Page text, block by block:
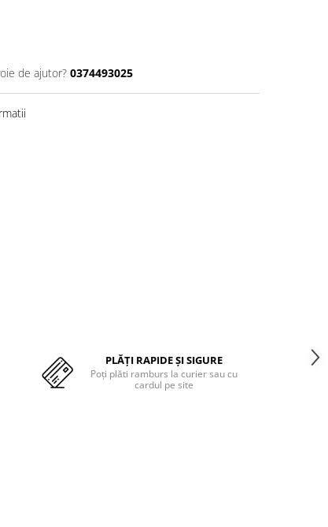
de ajutor? 0374493025
PLĂȚI RAPIDE ȘI SIGURE
Poți plăti ramburs la curier sau cu
cardul pe site